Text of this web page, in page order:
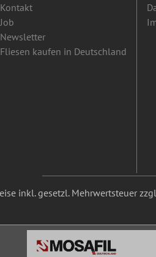
Kontakt
Job
Newsletter
Fliesen kaufen in Deutschland
inkl. gesetzl. Mehrwertsteuer